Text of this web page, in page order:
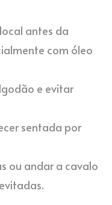
antes da
com óleo
e evitar
sentada por
ou andar a cavalo